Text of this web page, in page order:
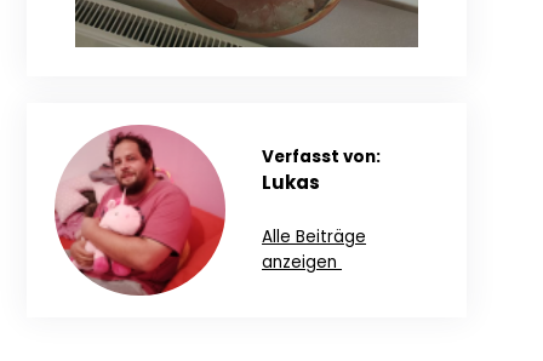
Verfasst von:
Lukas
Alle Beiträge
anzeigen